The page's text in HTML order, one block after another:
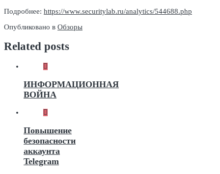
Подробнее: https://www.securitylab.ru/analytics/544688.php
Опубликовано в Обзоры
Related posts
ИНФОРМАЦИОННАЯ
ВОЙНА
Повышение
безопасности
аккаунта
Telegram